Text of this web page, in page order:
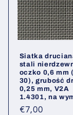
Siatka
stali
oczko 0,6 mm
30), grubość
0,25 mm, V2A
1.4301, na
Cena
€7,00